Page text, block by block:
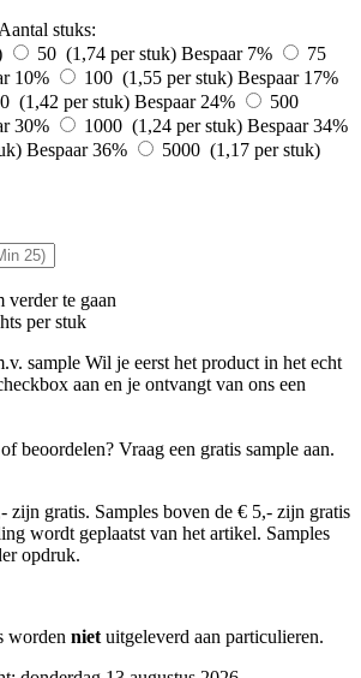
Aantal stuks:
50 (1,74 per stuk) Bespaar 7%
75
10% 100 (1,55 per stuk) Bespaar 17%
(1,42 per stuk) Bespaar 24%
500
30% 1000 (1,24 per stuk) Bespaar 34%
Bespaar 36%
5000 (1,17 per stuk)
verder te gaan
per stuk
sample Wil je eerst het product in het echt
aan en je ontvangt van ons een
beoordelen? Vraag een gratis sample aan.
zijn gratis. Samples boven de € 5,- zijn gratis
wordt geplaatst van het artikel. Samples
opdruk.
worden niet uitgeleverd aan particulieren.